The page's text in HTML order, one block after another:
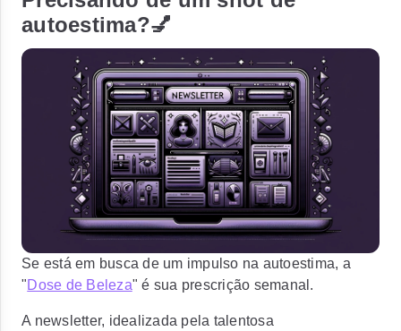
autoestima?💅
Se está em busca de um impulso na autoestima, a
"Dose de Beleza" é sua prescrição semanal.
A newsletter, idealizada pela talentosa